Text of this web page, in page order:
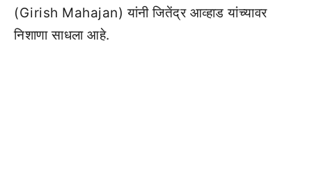
(Girish Mahajan) यांनी जितेंद्र आव्हाड यांच्यावर
निशाणा साधला आहे.